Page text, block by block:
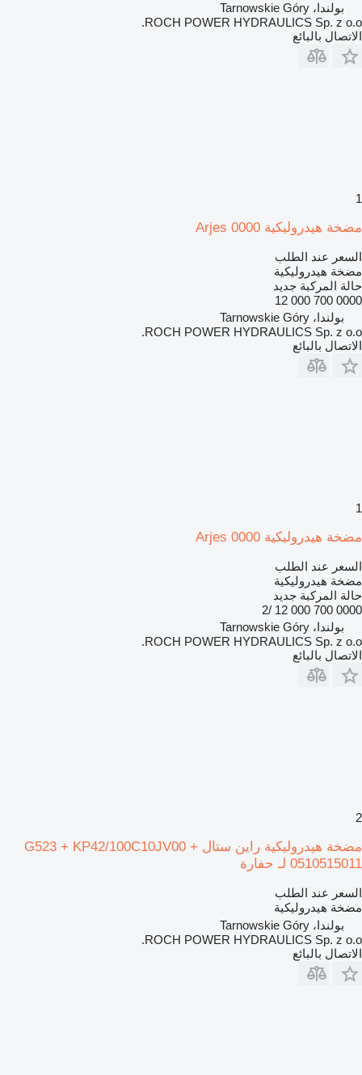
بولندا، Tarnowskie Góry
ROCH POWER HYDRAULICS Sp. z o.o.
الاتصال بالبائع
1
مضخة هيدروليكية Arjes 0000
السعر عند الطلب
مضخة هيدروليكية
حالة المركبة جديد
0000 700 000 12
بولندا، Tarnowskie Góry
ROCH POWER HYDRAULICS Sp. z o.o.
الاتصال بالبائع
1
مضخة هيدروليكية Arjes 0000
السعر عند الطلب
مضخة هيدروليكية
حالة المركبة جديد
0000 700 000 12 /2
بولندا، Tarnowskie Góry
ROCH POWER HYDRAULICS Sp. z o.o.
الاتصال بالبائع
2
مضخة هيدروليكية راين ستال G523 + KP42/100C10JV00 +
0510515011 لـ حفارة
السعر عند الطلب
مضخة هيدروليكية
بولندا، Tarnowskie Góry
ROCH POWER HYDRAULICS Sp. z o.o.
الاتصال بالبائع